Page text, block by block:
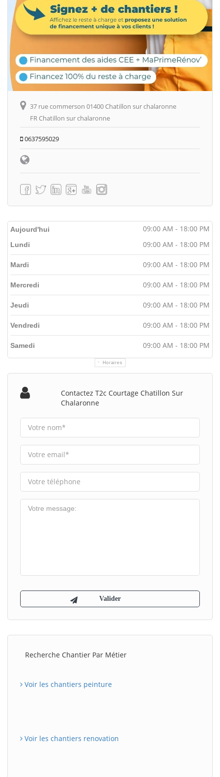
37 rue commerson 01400 Chatillon sur chalaronne
FR Chatillon sur chalaronne
0637595029
Aujourd'hui 09:00 AM - 18:00 PM
Horaires
Lundi 09:00 AM - 18:00 PM
Mardi 09:00 AM - 18:00 PM
Mercredi 09:00 AM - 18:00 PM
Jeudi 09:00 AM - 18:00 PM
Vendredi 09:00 AM - 18:00 PM
Samedi 09:00 AM - 18:00 PM
Contactez T2c Courtage Chatillon Sur
Chalaronne
Recherche Chantier Par Métier
Voir les chantiers peinture
Voir les chantiers renovation